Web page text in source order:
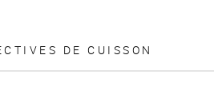
DE CUISSON